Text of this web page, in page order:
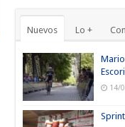
Nuevos Lo +
Mario
14/